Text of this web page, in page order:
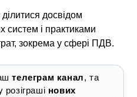
досвідом
систем і практиками
зокрема у сфері ПДВ.
телеграм канал, та
нових